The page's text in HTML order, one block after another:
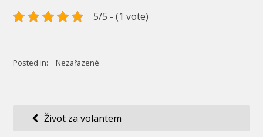
5/5 - (1 vote)
Posted in: Nezařazené
Navigace
Život za volantem